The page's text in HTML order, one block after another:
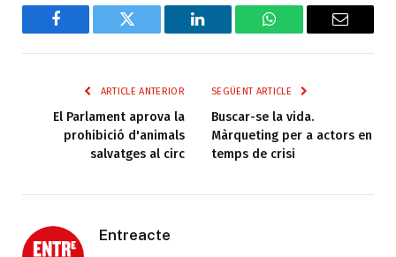
Facebook Twitter LinkedIn WhatsAppEmail
ARTICLE ANTERIOR
El Parlament aprova la
prohibició d'animals
salvatges al circ
SEGÜENT ARTICLE
Buscar-se la vida.
Màrqueting per a actors en
temps de crisi
Entreacte